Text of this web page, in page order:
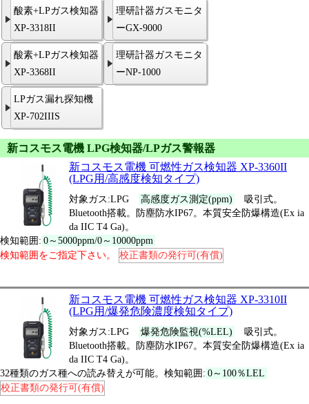
酸素+LPガス検知器
XP-3318II
酸素+LPガス検知器
XP-3368II
LPガス漏れ探知機
XP-702IIIS
理研計器ガスモニタ
ーGX-9000
理研計器ガスモニタ
ーNP-1000
新コスモス電機 LPG検知器/LPガス警報器
新コスモス電機 可燃性ガス検知器 XP-3360II
(LPG用/高感度検知タイプ)
対象ガス:LPG 高感度ガス測定(ppm)
吸引式。
Bluetooth搭載。防塵防水IP67。本質安全防爆構造(Ex ia
da IIC T4 Ga)。
検知範囲: 0～5000ppm/0～10000ppm
検知範囲をご指定下さい。
校正書類の発行可(有償)
新コスモス電機 可燃性ガス検知器 XP-3310II
(LPG用/爆発危険濃度検知タイプ)
対象ガス:LPG 爆発危険監視(%LEL)
吸引式。
Bluetooth搭載。防塵防水IP67。本質安全防爆構造(Ex ia
da IIC T4 Ga)。
32種類のガス種への読み替えが可能。検知範囲: 0～100％LEL
校正書類の発行可(有償)